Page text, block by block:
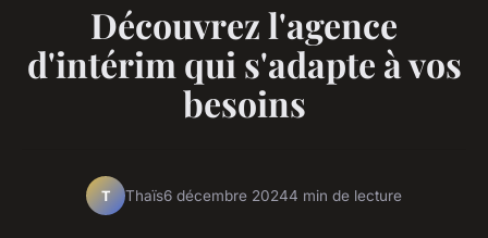
Découvrez l'agence
d'intérim qui s'adapte à vos
besoins
T Thaïs6 décembre 20244 min de lecture